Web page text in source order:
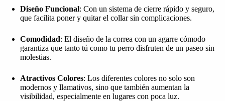
Diseño Funcional: Con un sistema de cierre rápido y seguro,
que facilita poner y quitar el collar sin complicaciones.
Comodidad: El diseño de la correa con un agarre cómodo
garantiza que tanto tú como tu perro disfruten de un paseo sin
molestias.
Atractivos Colores: Los diferentes colores no solo son
modernos y llamativos, sino que también aumentan la
visibilidad, especialmente en lugares con poca luz.